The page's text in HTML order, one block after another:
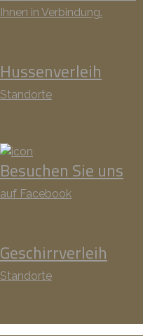
Ihnen in Verbindung.
Hussenverleih
Standorte
Besuchen Sie uns
auf Facebook
Geschirrverleih
Standorte